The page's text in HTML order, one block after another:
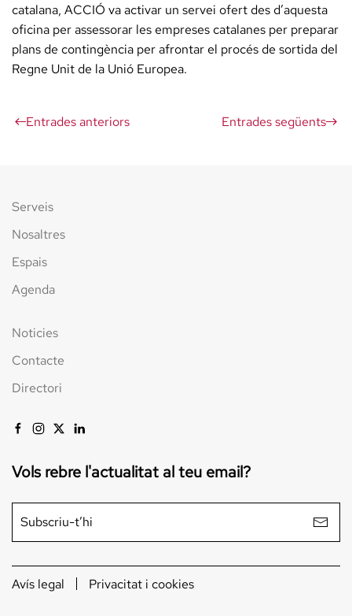
catalana, ACCIÓ va activar un servei ofert des d’aquesta
oficina per assessorar les empreses catalanes per preparar
plans de contingència per afrontar el procés de sortida del
Regne Unit de la Unió Europea.
Entrades anteriors Entrades següents
Serveis
Nosaltres
Espais
Agenda
Noticies
Contacte
Directori
Vols rebre l'actualitat al teu email?
Avís legal Privacitat i cookies